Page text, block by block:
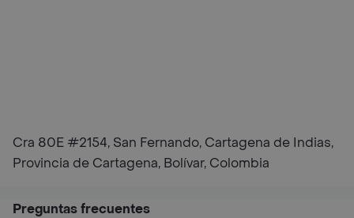
Cra 80E #2154, San Fernando, Cartagena de Indias,
Provincia de Cartagena, Bolívar, Colombia
Preguntas frecuentes